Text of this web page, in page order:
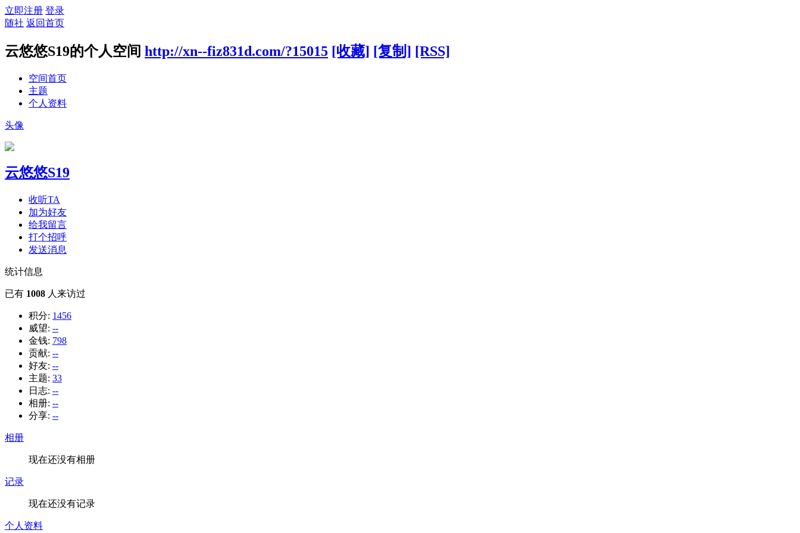
立即注册 登录
随社 返回首页
云悠悠S19的个人空间 http://xn--fiz831d.com/?15015 [收藏] [复制] [RSS]
空间首页
主题
个人资料
头像
云悠悠S19
收听TA
加为好友
给我留言
打个招呼
发送消息
统计信息
已有 1008 人来访过
积分: 1456
威望: --
金钱: 798
贡献: --
好友: --
主题: 33
日志: --
相册: --
分享: --
相册
现在还没有相册
记录
现在还没有记录
个人资料